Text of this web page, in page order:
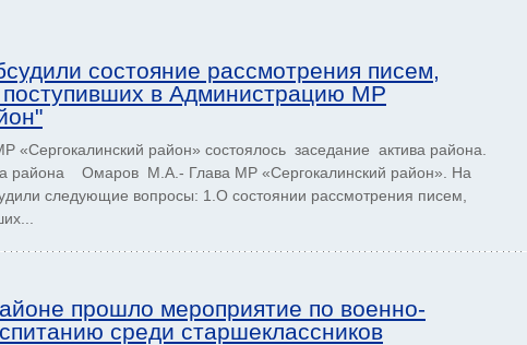
состояние рассмотрения писем,
поступивших в Администрацию МР
«Сергокалинский район» состоялось заседание актива района.
района Омаров М.А.- Глава МР «Сергокалинский район». На
следующие вопросы: 1.О состоянии рассмотрения писем,
прошло мероприятие по военно-
среди старшеклассников